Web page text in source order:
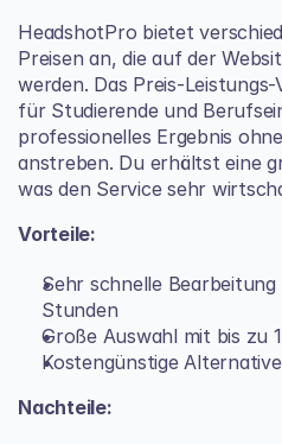
HeadshotPro bietet
Preisen an, die auf der
werden. Das Preis-
für Studierende und
professionelles Ergebnis
anstreben. Du erhältst eine
was den Service sehr
Vorteile:
Sehr schnelle
Stunden
Große Auswahl mit bis zu
Kostengünstige
Nachteile: